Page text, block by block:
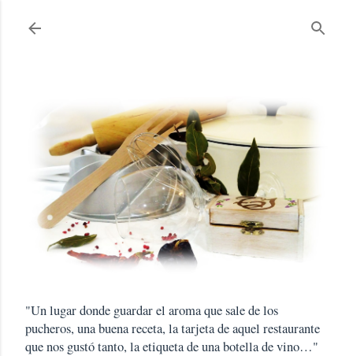
"Un lugar donde guardar el aroma que sale de los
pucheros, una buena receta, la tarjeta de aquel restaurante
que nos gustó tanto, la etiqueta de una botella de vino…"